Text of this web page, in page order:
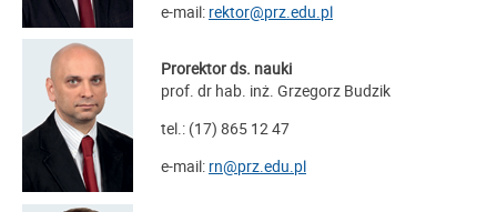
e-mail: rektor@prz.edu.pl
Prorektor ds. nauki
prof. dr hab. inż. Grzegorz Budzik
tel.: (17) 865 12 47
e-mail: rn@prz.edu.pl